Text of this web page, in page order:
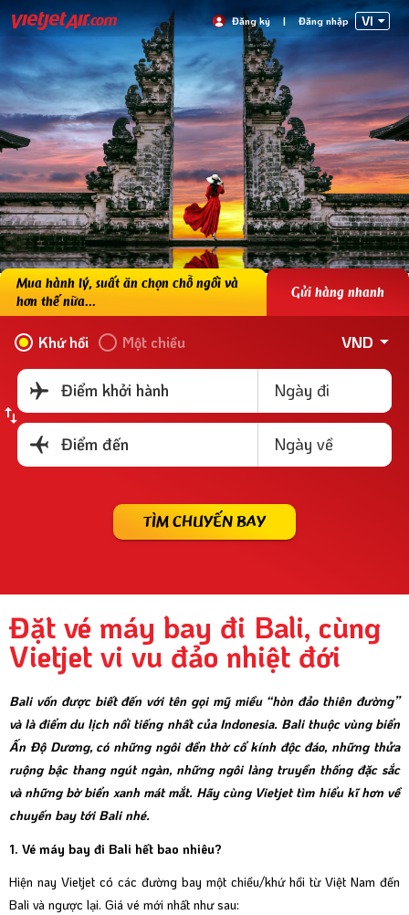
Đăng ký | Đăng nhập VI
Mua hành lý, suất ăn chọn chỗ ngồi và
hơn thế nữa...
Gửi hàng nhanh
Khứ hồi Một chiều VND
Điểm khởi hành Ngày đi
Điểm đến Ngày về
TÌM CHUYẾN BAY
Đặt vé máy bay đi Bali, cùng
Vietjet vi vu đảo nhiệt đới
Bali vốn được biết đến với tên gọi mỹ miều “hòn đảo thiên đường”
và là điểm du lịch nổi tiếng nhất của Indonesia. Bali thuộc vùng biển
Ấn Độ Dương, có những ngôi đền thờ cổ kính độc đáo, những thửa
ruộng bậc thang ngút ngàn, những ngôi làng truyền thống đặc sắc
và những bờ biển xanh mát mắt. Hãy cùng Vietjet tìm hiểu kĩ hơn về
chuyến bay tới Bali nhé.
1. Vé máy bay đi Bali hết bao nhiêu?
Hiện nay Vietjet có các đường bay một chiều/khứ hồi từ Việt Nam đến
Bali và ngược lại. Giá vé mới nhất như sau: